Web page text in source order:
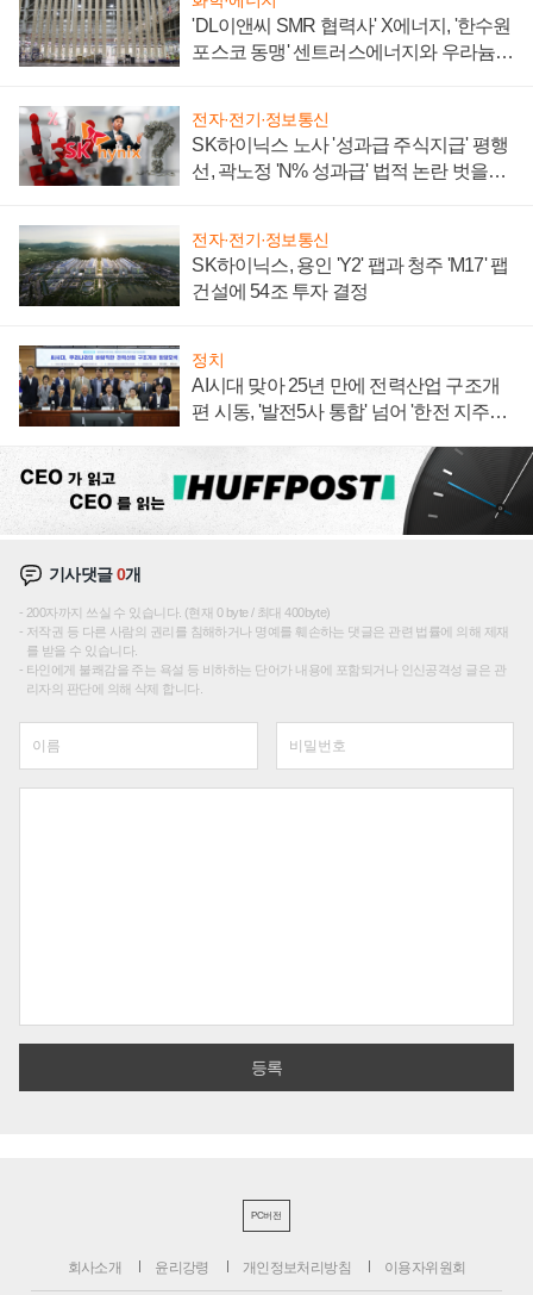
'DL이앤씨 SMR 협력사' X에너지, '한수원
포스코 동맹' 센트러스에너지와 우라늄
전자·전기·정보통신
SK하이닉스 노사 '성과급 주식지급' 평행
선, 곽노정 'N% 성과급' 법적 논란 벗을지
전자·전기·정보통신
SK하이닉스, 용인 'Y2' 팹과 청주 'M17' 팹
건설에 54조 투자 결정
정치
AI시대 맞아 25년 만에 전력산업 구조개
편 시동, '발전5사 통합' 넘어 '한전 지주사'
기사댓글0개
200자까지 쓰실 수 있습니다. (현재 0 byte / 최대 400byte)
저작권 등 다른 사람의 권리를 침해하거나 명예를 훼손하는 댓글은 관련 법률에 의해 제재
를 받을 수 있습니다.
타인에게 불쾌감을 주는 욕설 등 비하하는 단어가 내용에 포함되거나 인신공격성 글은 관
리자의 판단에 의해 삭제 합니다.
PC버전
회사소개 윤리강령 개인정보처리방침 이용자위원회